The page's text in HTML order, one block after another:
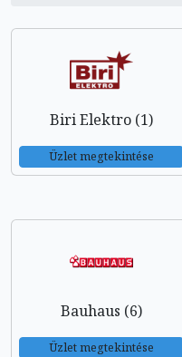
Biri Elektro (1)
Üzlet megtekintése
Bauhaus (6)
Üzlet megtekintése